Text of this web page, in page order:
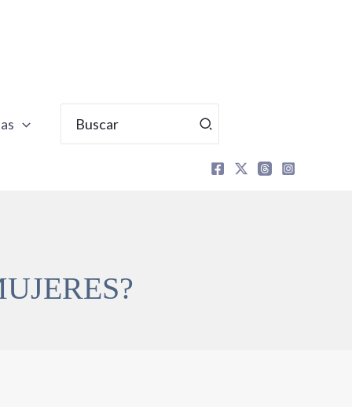
por: